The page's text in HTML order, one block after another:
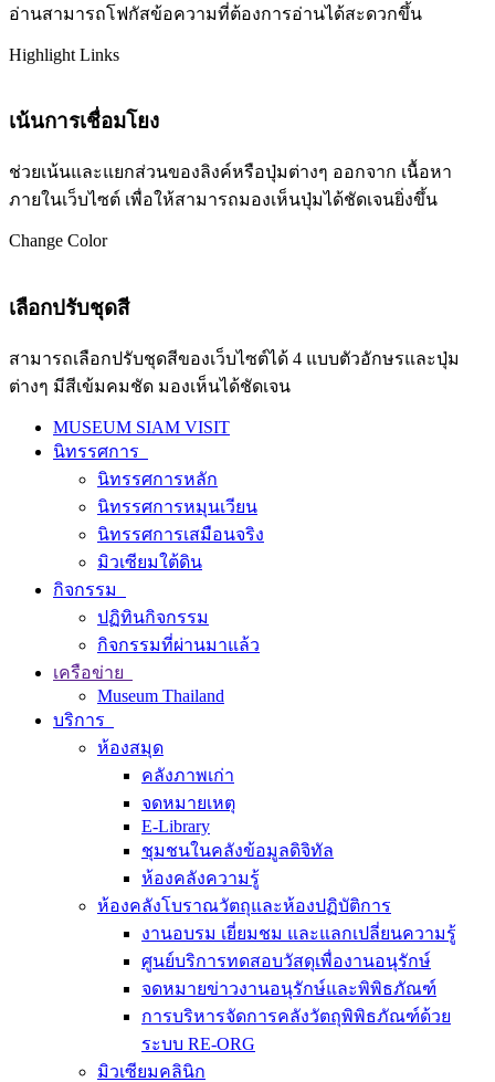
อ่านสามารถโฟกัสข้อความที่ต้องการอ่านได้สะดวกขึ้น
Highlight Links
เน้นการเชื่อมโยง
ช่วยเน้นและแยกส่วนของลิงค์หรือปุ่มต่างๆ ออกจาก เนื้อหา
ภายในเว็บไซต์ เพื่อให้สามารถมองเห็นปุ่มได้ชัดเจนยิ่งขึ้น
Change Color
เลือกปรับชุดสี
สามารถเลือกปรับชุดสีของเว็บไซต์ได้ 4 แบบตัวอักษรและปุ่ม
ต่างๆ มีสีเข้มคมชัด มองเห็นได้ชัดเจน
MUSEUM SIAM VISIT
นิทรรศการ
นิทรรศการหลัก
นิทรรศการหมุนเวียน
นิทรรศการเสมือนจริง
มิวเซียมใต้ดิน
กิจกรรม
ปฏิทินกิจกรรม
กิจกรรมที่ผ่านมาแล้ว
เครือข่าย
Museum Thailand
บริการ
ห้องสมุด
คลังภาพเก่า
จดหมายเหตุ
E-Library
ชุมชนในคลังข้อมูลดิจิทัล
ห้องคลังความรู้
ห้องคลังโบราณวัตถุและห้องปฏิบัติการ
งานอบรม เยี่ยมชม และแลกเปลี่ยนความรู้
ศูนย์บริการทดสอบวัสดุเพื่องานอนุรักษ์
จดหมายข่าวงานอนุรักษ์และพิพิธภัณฑ์
การบริหารจัดการคลังวัตถุพิพิธภัณฑ์ด้วย
ระบบ RE-ORG
มิวเซียมคลินิก